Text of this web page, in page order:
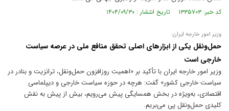
کد خبر: ۱۳۳۵۷۰۳ تاریخ انتشار : ۱۴۰۴/۰۹/۳۰
وزیر امور خارجه ایران:
حمل‌ونقل یکی از ابزارهای اصلی تحقق منافع ملی در عرصه سیاست
خارجی است
وزیر امور خارجه ایران با تأکید بر «اهمیت روزافزون حمل‌ونقل، ترانزیت و بنادر در
سیاست خارجی کشور» گفت: هرچه در حوزه سیاست خارجی و دیپلماسی
اقتصادی، به‌ویژه در بخش همسایگی پیش می‌رویم، بیش از پیش به نقش
کلیدی حمل‌ونقل پی می‌بریم.